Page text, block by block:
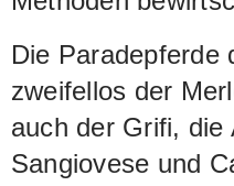
Die Paradepferde
zweifellos der
auch der Grifi, die
Sangiovese und